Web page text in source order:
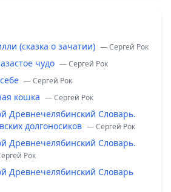
(сказка о зачатии) — Сергей Рок
чудо — Сергей Рок
— Сергей Рок
кошка — Сергей Рок
Древнечелябинский Словарь.
долгоносиков — Сергей Рок
Древнечелябинский Словарь.
Рок
Древнечелябинский Словарь